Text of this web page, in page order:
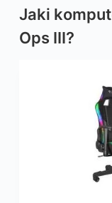
Jaki
Ops III?